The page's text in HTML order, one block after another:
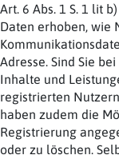
Art. 6 Abs. 1 S. 1 lit
Daten erhoben, wie
Adresse. Sind Sie
Inhalte und
registrierten
haben zudem die
Registrierung
oder zu löschen.